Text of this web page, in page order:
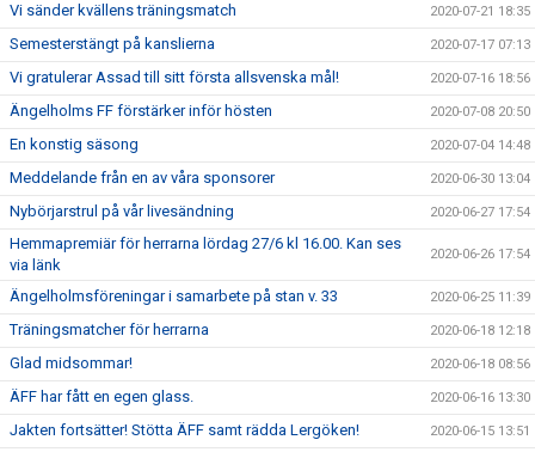
Vi sänder kvällens träningsmatch 2020-07-21 18:35
Semesterstängt på kanslierna 2020-07-17 07:13
Vi gratulerar Assad till sitt första allsvenska mål! 2020-07-16 18:56
Ängelholms FF förstärker inför hösten 2020-07-08 20:50
En konstig säsong 2020-07-04 14:48
Meddelande från en av våra sponsorer 2020-06-30 13:04
Nybörjarstrul på vår livesändning 2020-06-27 17:54
Hemmapremiär för herrarna lördag 27/6 kl 16.00. Kan ses
via länk
2020-06-26 17:54
Ängelholmsföreningar i samarbete på stan v. 33 2020-06-25 11:39
Träningsmatcher för herrarna 2020-06-18 12:18
Glad midsommar! 2020-06-18 08:56
ÄFF har fått en egen glass. 2020-06-16 13:30
Jakten fortsätter! Stötta ÄFF samt rädda Lergöken! 2020-06-15 13:51